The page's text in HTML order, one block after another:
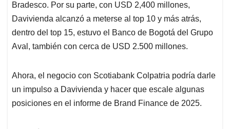
Bradesco. Por su parte, con USD 2,400 millones,
Davivienda alcanzó a meterse al top 10 y más atrás,
dentro del top 15, estuvo el Banco de Bogotá del Grupo
Aval, también con cerca de USD 2.500 millones.
Ahora, el negocio con Scotiabank Colpatria podría darle
un impulso a Davivienda y hacer que escale algunas
posiciones en el informe de Brand Finance de 2025.